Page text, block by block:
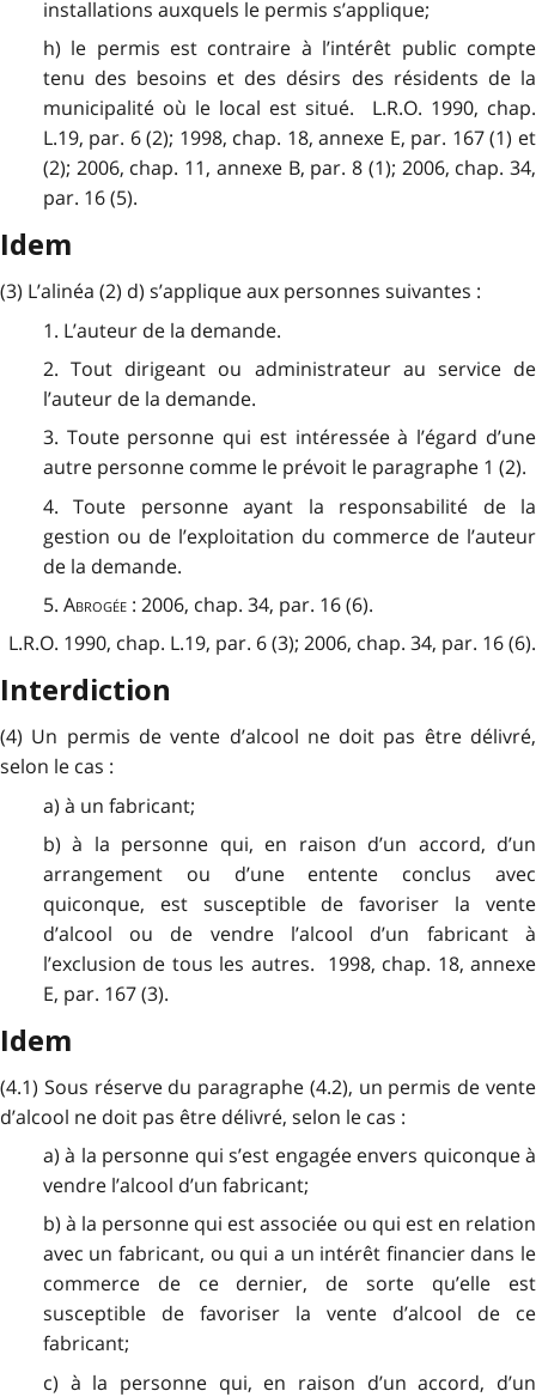
installations auxquels le permis s’applique;
h) le permis est contraire à l’intérêt public compte
tenu des besoins et des désirs des résidents de la
municipalité où le local est situé. L.R.O. 1990, chap.
L.19, par. 6 (2); 1998, chap. 18, annexe E, par. 167 (1) et
(2); 2006, chap. 11, annexe B, par. 8 (1); 2006, chap. 34,
par. 16 (5).
Idem
(3) L’alinéa (2) d) s’applique aux personnes suivantes :
1. L’auteur de la demande.
2. Tout dirigeant ou administrateur au service de
l’auteur de la demande.
3. Toute personne qui est intéressée à l’égard d’une
autre personne comme le prévoit le paragraphe 1 (2).
4. Toute personne ayant la responsabilité de la
gestion ou de l’exploitation du commerce de l’auteur
de la demande.
5. Abrogée : 2006, chap. 34, par. 16 (6).
L.R.O. 1990, chap. L.19, par. 6 (3); 2006, chap. 34, par. 16 (6).
Interdiction
(4) Un permis de vente d’alcool ne doit pas être délivré,
selon le cas :
a) à un fabricant;
b) à la personne qui, en raison d’un accord, d’un
arrangement ou d’une entente conclus avec
quiconque, est susceptible de favoriser la vente
d’alcool ou de vendre l’alcool d’un fabricant à
l’exclusion de tous les autres. 1998, chap. 18, annexe
E, par. 167 (3).
Idem
(4.1) Sous réserve du paragraphe (4.2), un permis de vente
d’alcool ne doit pas être délivré, selon le cas :
a) à la personne qui s’est engagée envers quiconque à
vendre l’alcool d’un fabricant;
b) à la personne qui est associée ou qui est en relation
avec un fabricant, ou qui a un intérêt financier dans le
commerce de ce dernier, de sorte qu’elle est
susceptible de favoriser la vente d’alcool de ce
fabricant;
c) à la personne qui, en raison d’un accord, d’un